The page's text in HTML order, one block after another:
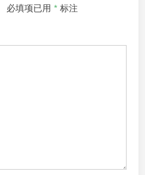
必填项已用 * 标注